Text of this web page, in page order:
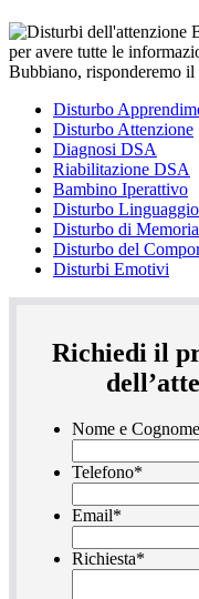
Disturbo
Disturbo Attenzione
Diagnosi DSA
Riabilitazione DSA
Bambino Iperattivo
Disturbo Linguaggio
Disturbo di Memoria
Disturbo del
Disturbi Emotivi
Richiedi il
Nome e Cognome
Telefono*
Email*
Richiesta*